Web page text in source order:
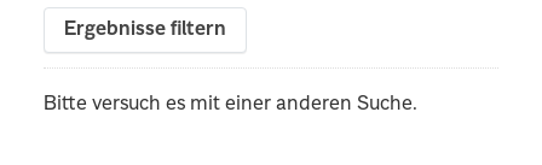
Ergebnisse filtern
Bitte versuch es mit einer anderen Suche.